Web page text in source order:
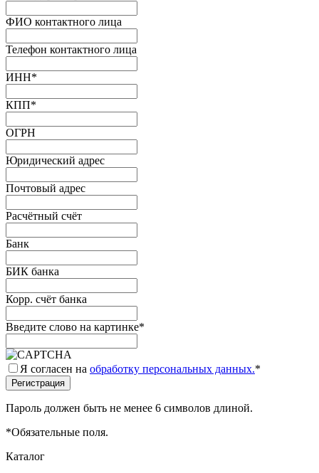
ФИО контактного лица
Телефон контактного лица
ИНН*
КПП*
ОГРН
Юридический адрес
Почтовый адрес
Расчётный счёт
Банк
БИК банка
Корр. счёт банка
Введите слово на картинке*
Я согласен на обработку персональных данных.*
Пароль должен быть не менее 6 символов длиной.
*Обязательные поля.
Каталог